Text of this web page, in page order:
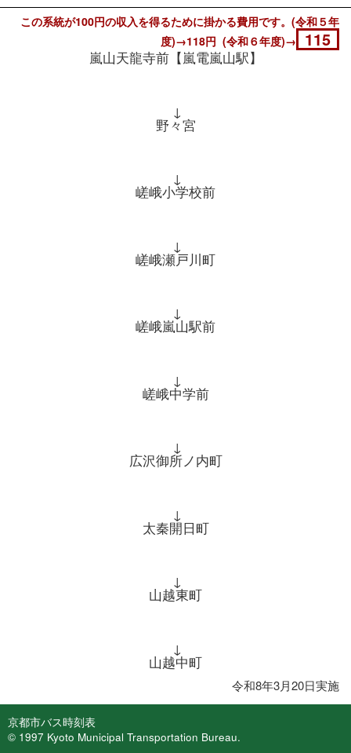
この系統が100円の収入を得るために掛かる費用です。(令和５年
度)→118円 (令和６年度)→
115
嵐山天龍寺前【嵐電嵐山駅】
↓
野々宮
↓
嵯峨小学校前
↓
嵯峨瀬戸川町
↓
嵯峨嵐山駅前
↓
嵯峨中学前
↓
広沢御所ノ内町
↓
太秦開日町
↓
山越東町
↓
山越中町
令和8年3月20日実施
京都市バス時刻表
© 1997 Kyoto Municipal Transportation Bureau.